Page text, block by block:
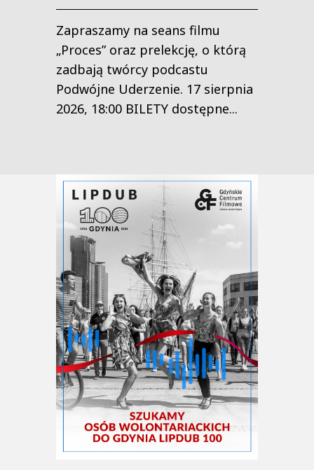
Zapraszamy na seans filmu
„Proces” oraz prelekcję, o którą
zadbają twórcy podcastu
Podwójne Uderzenie. 17 sierpnia
2026, 18:00 BILETY dostępne...